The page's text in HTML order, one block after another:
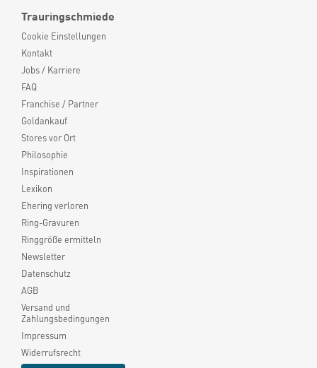
Trauringschmiede
Cookie Einstellungen
Kontakt
Jobs / Karriere
FAQ
Franchise / Partner
Goldankauf
Stores vor Ort
Philosophie
Inspirationen
Lexikon
Ehering verloren
Ring-Gravuren
Ringgröße ermitteln
Newsletter
Datenschutz
AGB
Versand und
Zahlungsbedingungen
Impressum
Widerrufsrecht